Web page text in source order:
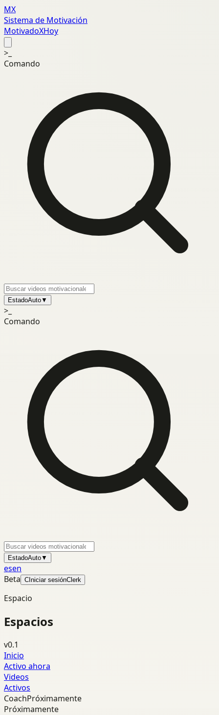
MX
Sistema de Motivación
MotivadoXHoy
>_
Comando
EstadoAuto▼
>_
Comando
EstadoAuto▼
esen
Beta C Iniciar sesiónClerk
Espacio
Espacios
v0.1
Inicio
Activo ahora
Videos
Activos
CoachPróximamente
Próximamente